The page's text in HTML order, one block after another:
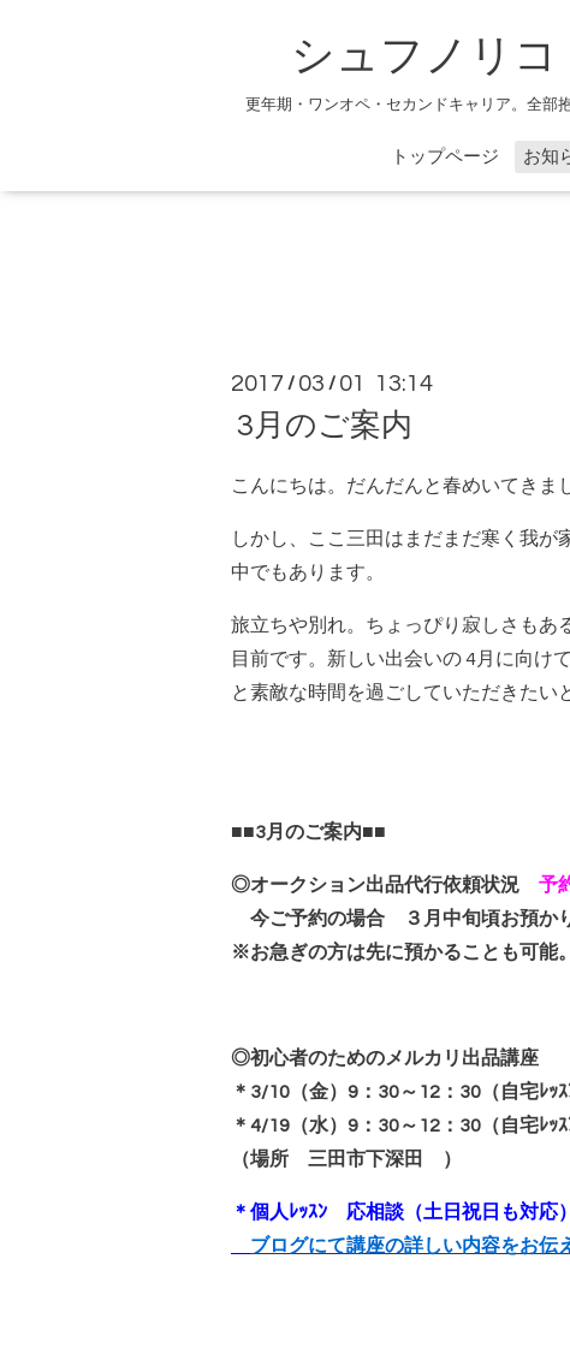
シュフノリ
更年期・ワンオペ・セカンドキャリア。全部
トップページ お知
2017 / 03 / 01 13:14
3月のご案内
こんにちは。だんだんと春めいてきま
しかし、ここ三田はまだまだ寒く我が
中でもあります。
旅立ちや別れ。ちょっぴり寂しさもあ
目前です。新しい出会いの 4月に向け
と素敵な時間を過ごしていただきたい
■■3月のご案内■■
◎オークション出品代行依頼状況 予
今ご予約の場合 ３月中旬頃お預か
※お急ぎの方は先に預かることも可能
◎初心者のためのメルカリ出品講座
＊3/10（金）9：30～12：30（自宅ﾚｯｽ
＊4/19（水）9：30～12：30（自宅ﾚｯｽ
（場所 三田市下深田 ）
＊個人ﾚｯｽﾝ 応相談（土日祝日も対応）
ブログにて講座の詳しい内容をお伝